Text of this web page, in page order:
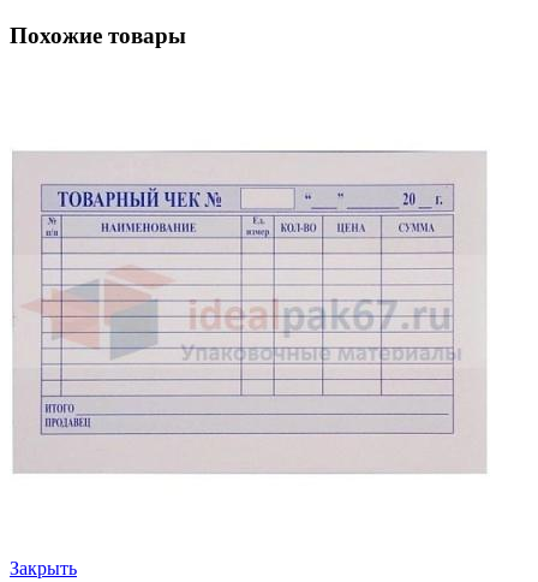
Похожие товары
Закрыть